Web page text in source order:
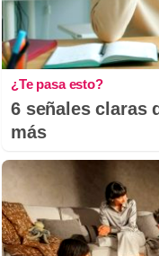
¿Te pasa esto?
6 señales claras
más